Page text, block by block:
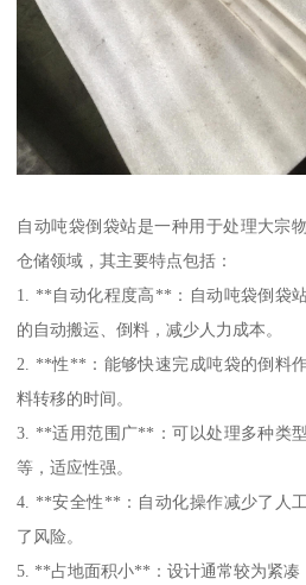
自动吨袋倒袋站是一种用于处理大宗
仓储领域，其主要特点包括：
1. **自动化程度高**：自动吨袋倒袋
的自动搬运、倒料，减少人力成本。
2. **性**：能够快速完成吨袋的倒料
料转移的时间。
3. **适用范围广**：可以处理多种类
等，适应性强。
4. **安全性**：自动化操作减少了人
了风险。
5. **占地面积小**：设计通常较为紧凑